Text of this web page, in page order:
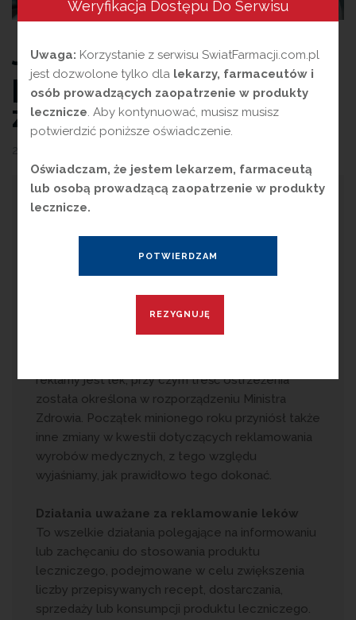
Jak reklamować
produkty lecznicze
zgodnie z prawem?
Z
miany, które obowiązują od stycznia
reklamy jest lek, przy czym treść ostrzeżenia
została określona w rozporządzeniu Ministra
Zdrowia. Początek minionego roku przyniósł także
inne zmiany w kwestii dotyczących reklamowania
wyrobów medycznych, z tego względu
wyjaśniamy, jak prawidłowo tego dokonać.
Działania uważane za reklamowanie leków
To wszelkie działania polegające na informowaniu
lub zachęcaniu do stosowania produktu
leczniczego, podejmowane w celu zwiększenia
liczby przepisywanych recept, dostarczania,
sprzedaży lub konsumpcji produktu leczniczego.
Weryfikacja Dostępu Do Serwisu
Uwaga: Korzystanie z serwisu SwiatFarmacji.com.pl
jest dozwolone tylko dla lekarzy, farmaceutów i
osób prowadzących zaopatrzenie w produkty
lecznicze. Aby kontynuować, musisz musisz
potwierdzić poniższe oświadczenie.
Oświadczam, że jestem lekarzem, farmaceutą
lub osobą prowadzącą zaopatrzenie w produkty
lecznicze.